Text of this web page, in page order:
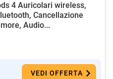
4 Auricolari wireless,
Cancellazione
Audio...
VEDI OFFERTA